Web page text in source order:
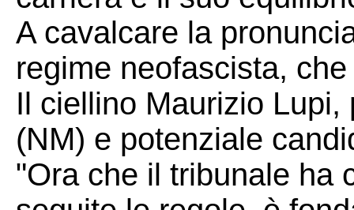
A cavalcare la
regime neofascista,
Il ciellino Maurizio
(NM) e potenziale
"Ora che il tribunale ha